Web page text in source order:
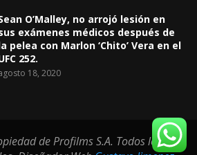
O’Malley, no arrojó lesión en
exámenes médicos después de
pelea con Marlon ‘Chito’ Vera en el
252.
18, 2020
de Profilms S.A. Todos los